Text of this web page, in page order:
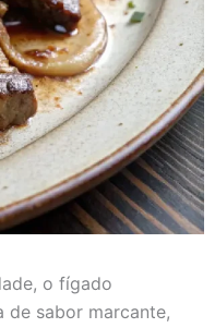
o fígado
de sabor marcante,